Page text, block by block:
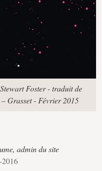
Foster - traduit de
Grasset - Février 2015
admin du site